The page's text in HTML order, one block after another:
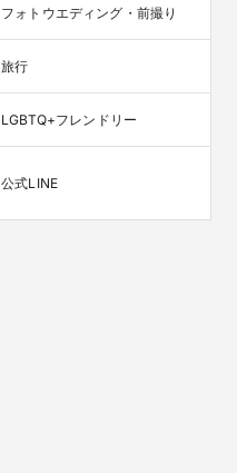
フォトウエディング・前撮り
旅行
LGBTQ+フレンドリー
公式LINE